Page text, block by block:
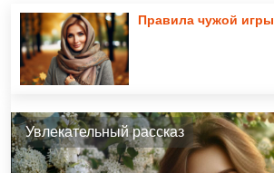
Правила чужой игры
Увлекательный рассказ